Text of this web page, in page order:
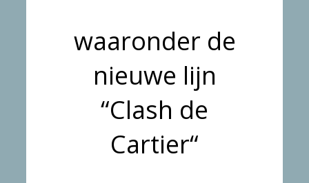
waaronder de
nieuwe lijn
“Clash de
Cartier“